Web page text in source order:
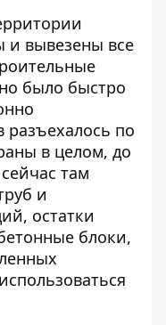
вывезены все
было быстро
разъехалось по
в целом, до
там
и
остатки
блоки,